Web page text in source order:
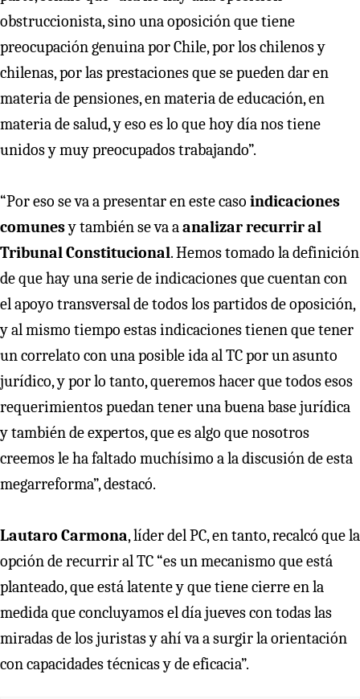
obstruccionista, sino una oposición que tiene
preocupación genuina por Chile, por los chilenos y
chilenas, por las prestaciones que se pueden dar en
materia de pensiones, en materia de educación, en
materia de salud, y eso es lo que hoy día nos tiene
unidos y muy preocupados trabajando”.
“Por eso se va a presentar en este caso indicaciones
comunesy también se va aanalizar recurrir al
Tribunal Constitucional. Hemos tomado la definición
de que hay una serie de indicaciones que cuentan con
el apoyo transversal de todos los partidos de oposición,
y al mismo tiempo estas indicaciones tienen que tener
un correlato con una posible ida al TC por un asunto
jurídico, y por lo tanto, queremos hacer que todos esos
requerimientos puedan tener una buena base jurídica
y también de expertos, que es algo que nosotros
creemos le ha faltado muchísimo a la discusión de esta
megarreforma”, destacó.
Lautaro Carmona, líder del PC, en tanto, recalcó que la
opción de recurrir al TC “es un mecanismo que está
planteado, que está latente y que tiene cierre en la
medida que concluyamos el día jueves con todas las
miradas de los juristas y ahí va a surgir la orientación
con capacidades técnicas y de eficacia”.